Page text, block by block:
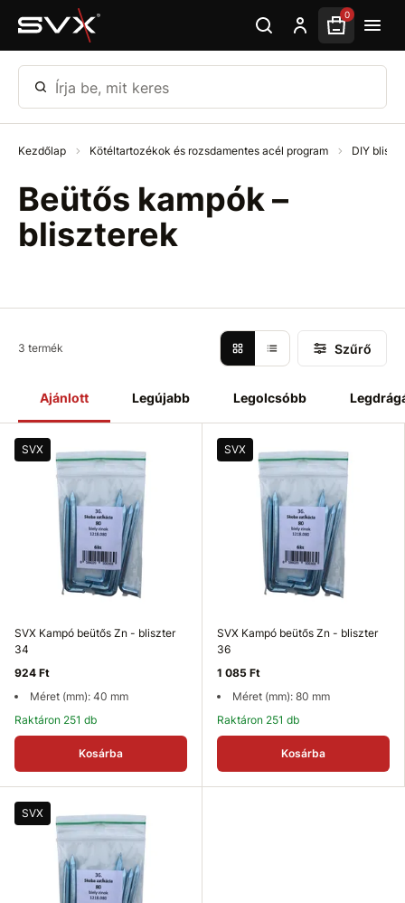
Ugrás az oldal fő részéhez 0
Írja be, mit keres
Kezdőlap Kötéltartozékok és rozsdamentes acél program DIY
Beütős kampók –
bliszterek
Ajánlott Legújabb Legolcsóbb
3 termék Szűrő
SVX
SVX Kampó beütős Zn - bliszter
34
924 Ft
Méret (mm): 40 mm
Raktáron 251 db
Kosárba
SVX
SVX Kampó beütős Zn - bliszter
36
1 085 Ft
Méret (mm): 80 mm
Raktáron 251 db
Kosárba
SVX